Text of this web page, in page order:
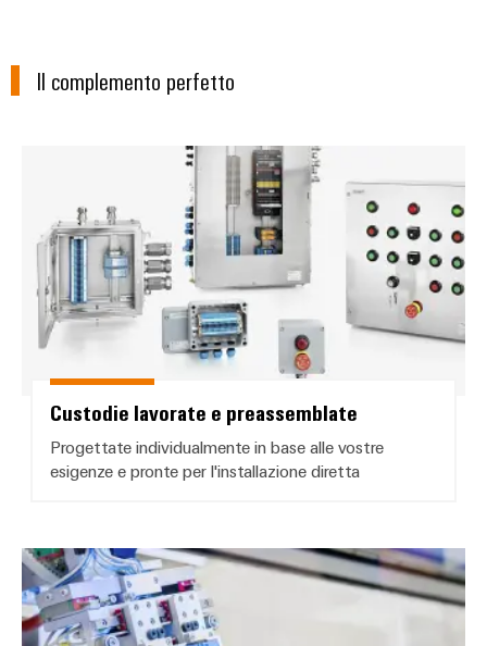
Il complemento perfetto
Custodie lavorate e
Custodie lavorate e preassemblate
Progettate individualmente in base alle vostre
esigenze e pronte per l'installazione diretta
Guide per morsettiere